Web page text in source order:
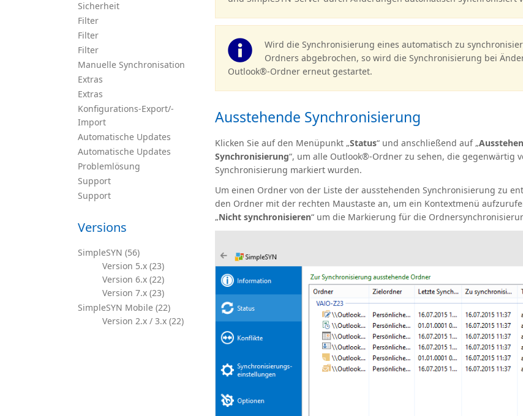
Sicherheit
Filter
Filter
Filter
Manuelle Synchronisation
Extras
Extras
Konfigurations-Export/-
Import
Automatische Updates
Automatische Updates
Problemlösung
Support
Support
Versions
SimpleSYN (56)
Version 5.x (23)
Version 6.x (22)
Version 7.x (23)
SimpleSYN Mobile (22)
Version 2.x / 3.x (22)
Wird die Synchronisierung eines automatisch zu
Ordners abgebrochen, so wird die Synchronisierung bei
Outlook®-Ordner erneut gestartet.
Ausstehende Synchronisierung
Klicken Sie auf den Menüpunkt „Status“ und anschließend auf „
Synchronisierung“, um alle Outlook®-Ordner zu sehen, die gegenwärtig
Synchronisierung markiert wurden.
Um einen Ordner von der Liste der ausstehenden Synchronisierung zu
den Ordner mit der rechten Maustaste an, um ein Kontextmenü
„Nicht synchronisieren“ um die Markierung für die